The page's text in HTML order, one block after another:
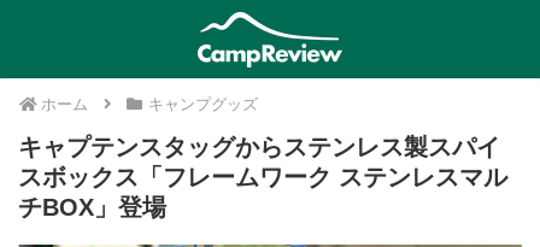
ホーム キャンプグッズ
キャプテンスタッグからステンレス製スパイ
スボックス「フレームワーク ステンレスマル
チBOX」登場